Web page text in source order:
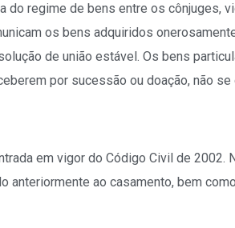
do regime de bens entre os cônjuges,
os bens adquiridos
de união estável. Os bens
por sucessão ou doação, não se
em vigor do Código Civil de 2002.
anteriormente ao casamento, bem